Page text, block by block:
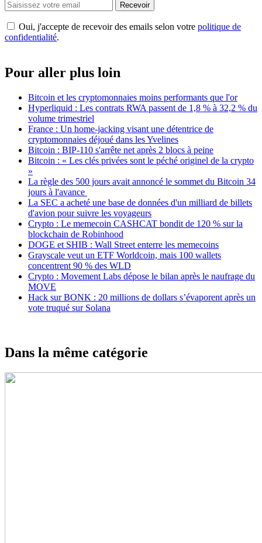
Recevoir
Oui, j'accepte de recevoir des emails selon votre politique de
confidentialité.
Pour aller plus loin
Bitcoin et les cryptomonnaies moins performants que l'or
Hyperliquid : Les contrats RWA passent de 1,8 % à 32,2 % du
volume trimestriel
France : Un home-jacking visant une détentrice de
cryptomonnaies déjoué dans les Yvelines
Bitcoin : BIP-110 s'arrête net après 2 blocs à peine
Bitcoin : « Les clés privées sont le péché originel de la crypto
»
La règle des 500 jours avait annoncé le sommet du Bitcoin 34
jours à l'avance
La SEC a acheté une base de données d'un milliard de billets
d'avion pour suivre les voyageurs
Crypto : Le memecoin CASHCAT bondit de 120 % sur la
blockchain de Robinhood
DOGE et SHIB : Wall Street enterre les memecoins
Grayscale veut un ETF Worldcoin, mais 100 wallets
concentrent 90 % des WLD
Crypto : Movement Labs dépose le bilan après le naufrage du
MOVE
Hack sur BONK : 20 millions de dollars s’évaporent après un
vote truqué sur Solana
Dans la même catégorie